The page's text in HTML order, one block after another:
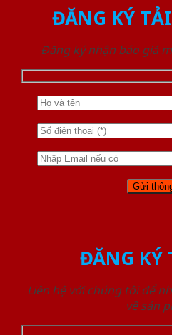
ĐĂNG KÝ
Đăng ký nhận báo giá
ĐĂNG KÝ
Liên hệ với chúng tôi để
về sản